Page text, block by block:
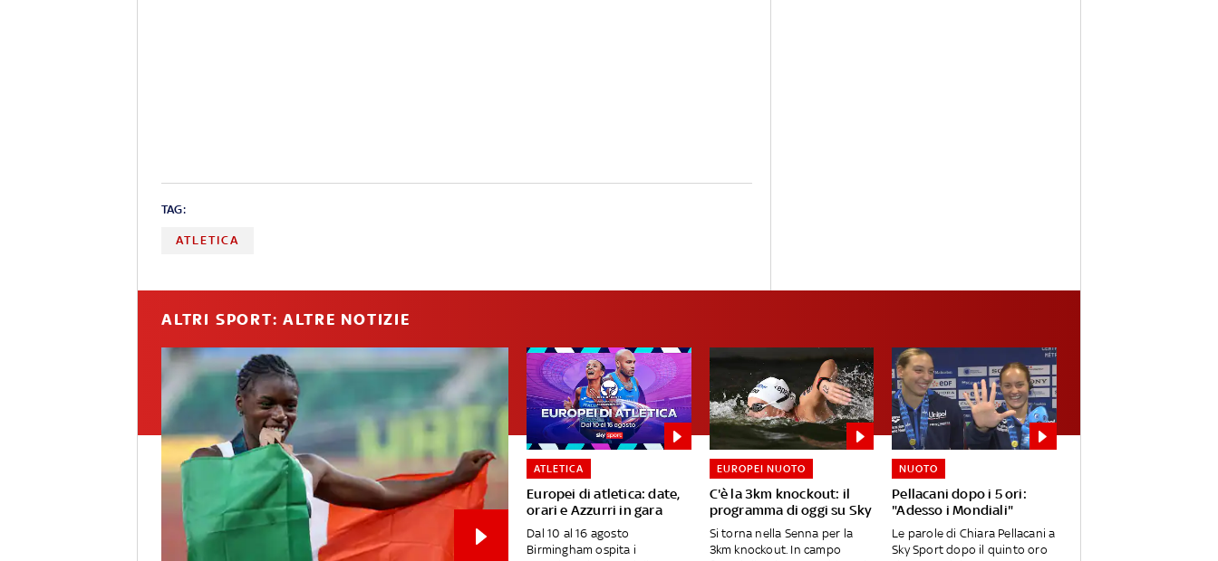
TAG:
ATLETICA
ALTRI SPORT: ALTRE NOTIZIE
Europei di atletica: date,
orari e Azzurri in gara
ATLETICA
Dal 10 al 16 agosto
Birmingham ospita i
C'è la 3km knockout: il
programma di oggi su Sky
EUROPEI NUOTO
Si torna nella Senna per la
3km knockout. In campo
Pellacani dopo i 5 ori:
"Adesso i Mondiali"
NUOTO
Le parole di Chiara Pellacani a
Sky Sport dopo il quinto oro